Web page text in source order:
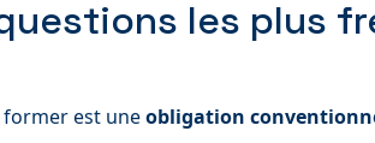
les plus
former est uneobligation